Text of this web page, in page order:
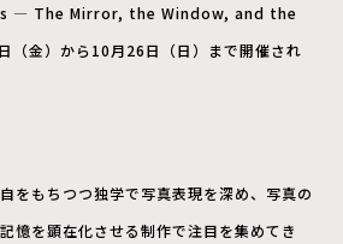
— The Mirror, the Window, and the
金）から10月26日（日）まで開催され
をもちつつ独学で写真表現を深め、写真の
憶を顕在化させる制作で注目を集めてき